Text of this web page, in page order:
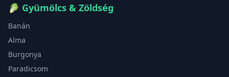
🥬 Gyümölcs & Zöldség
Banán
Alma
Burgonya
Paradicsom